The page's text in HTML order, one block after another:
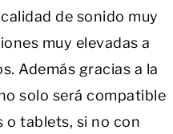
de sonido muy
muy elevadas a
Además gracias a la
solo será compatible
tablets, si no con